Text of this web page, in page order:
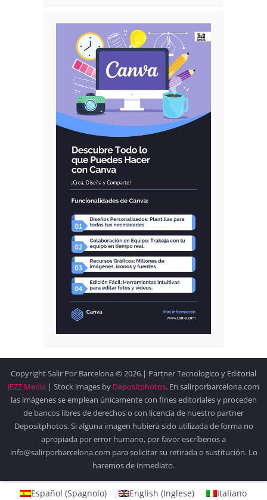
Copyright Salir Por Barcelona © 2026.| Partner Tecnologico y Editorial
JEZZ Media | Stock images by Depositphotos. En salirporbarcelona.com
las imágenes se emplean únicamente con fines editoriales y proceden
de bancos libres de derechos o con licencia de nuestro partner
Depositphotos. Si alguna imagen hubiera sido utilizada de forma no
apropiada por error humano, por favor escríbenos a
info@salirporbarcelona.com para solicitar su retirada o sustitución. Lo
haremos de inmediato.
Español (Spagnolo) English (Inglese)
Italiano